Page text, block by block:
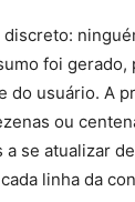
discreto:
foi gerado,
do usuário. A
ou
a se atualizar
linha da